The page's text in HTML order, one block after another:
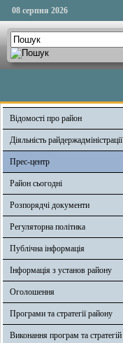
08 серпня 2026
Відомості про район
Діяльність райдержадміністрації
Прес-центр
Район сьогодні
Розпорядчі документи
Регуляторна політика
Публічна інформація
Інформація з установ району
Оголошення
Програми та стратегії району
Виконання програм та стратегій